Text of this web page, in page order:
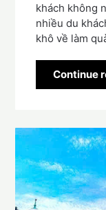
khách không
nhiều du
khô về làm
Continue